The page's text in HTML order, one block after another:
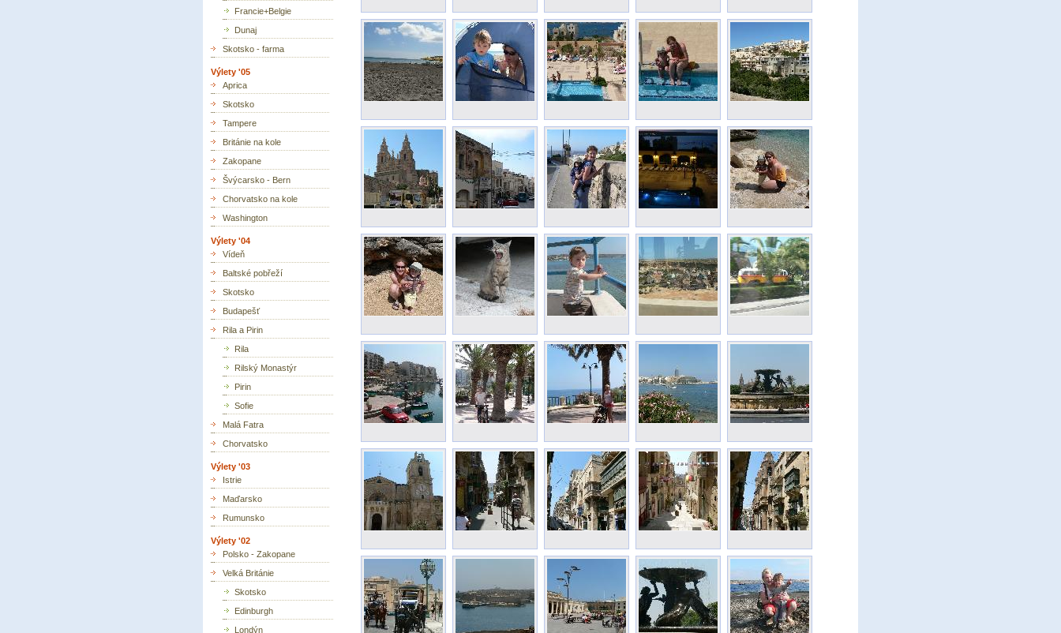
Francie+Belgie
Dunaj
Skotsko - farma
Výlety '05
Aprica
Skotsko
Tampere
Británie na kole
Zakopane
Švýcarsko - Bern
Chorvatsko na kole
Washington
Výlety '04
Vídeň
Baltské pobřeží
Skotsko
Budapešť
Rila a Pirin
Rila
Rilský Monastýr
Pirin
Sofie
Malá Fatra
Chorvatsko
Výlety '03
Istrie
Maďarsko
Rumunsko
Výlety '02
Polsko - Zakopane
Velká Británie
Skotsko
Edinburgh
Londýn